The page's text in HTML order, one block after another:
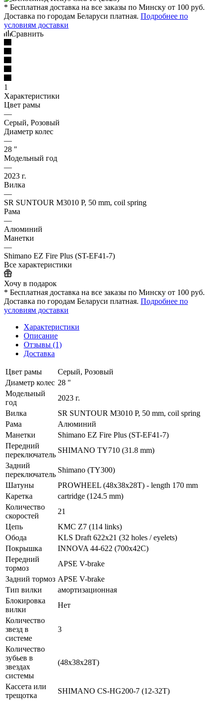
* Бесплатная доставка на все заказы по Минску от 100 руб.
Доставка по городам Беларуси платная. Подробнее по
условиям доставки
Сравнить
1
Характеристики
Цвет рамы
—
Серый, Розовый
Диаметр колес
—
28 "
Модельный год
—
2023 г.
Вилка
—
SR SUNTOUR M3010 P, 50 mm, coil spring
Рама
—
Алюминий
Манетки
—
Shimano EZ Fire Plus (ST-EF41-7)
Все характеристики
Хочу в подарок
* Бесплатная доставка на все заказы по Минску от 100 руб.
Доставка по городам Беларуси платная. Подробнее по
условиям доставки
Характеристики
Описание
Отзывы (1)
Доставка
Цвет рамы
Серый, Розовый
Диаметр колес 28 "
Модельный
год
2023 г.
Вилка
SR SUNTOUR M3010 P, 50 mm, coil spring
Рама
Алюминий
Манетки
Shimano EZ Fire Plus (ST-EF41-7)
Передний
переключатель
SHIMANO TY710 (31.8 mm)
Задний
переключатель
Shimano (TY300)
Шатуны
PROWHEEL (48x38x28T) - length 170 mm
Каретка
cartridge (124.5 mm)
Количество
скоростей
21
Цепь
KMC Z7 (114 links)
Обода
KLS Draft 622x21 (32 holes / eyelets)
Покрышка
INNOVA 44-622 (700x42C)
Передний
тормоз
APSE V-brake
Задний тормоз APSE V-brake
Тип вилки
амортизационная
Блокировка
вилки
Нет
Количество
звезд в
системе
3
Количество
зубьев в
звездах
системы
(48x38x28T)
Кассета или
трещотка
SHIMANO CS-HG200-7 (12-32T)